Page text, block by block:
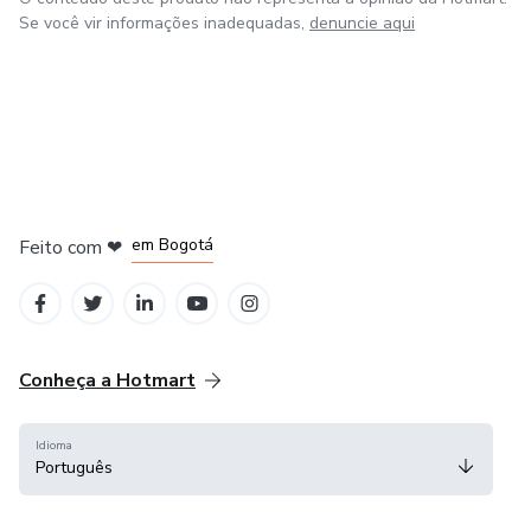
transformar sua vida financeira através desse nicho
Se você vir informações inadequadas, denuncie aqui
Feito com ❤ em Bogotá
Conheça a Hotmart
Idioma
Português